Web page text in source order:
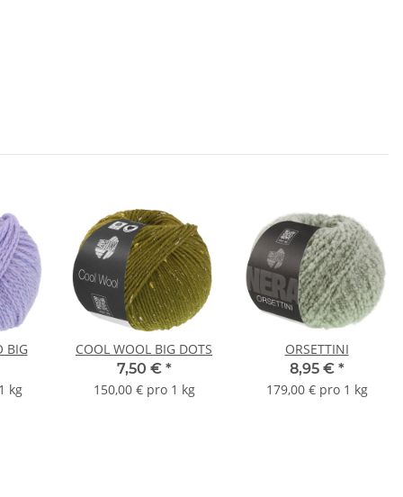
BIG
kg
COOL WOOL BIG DOTS
7,50 € *
150,00 € pro 1 kg
ORSETTINI
8,95 € *
179,00 € pro 1 kg